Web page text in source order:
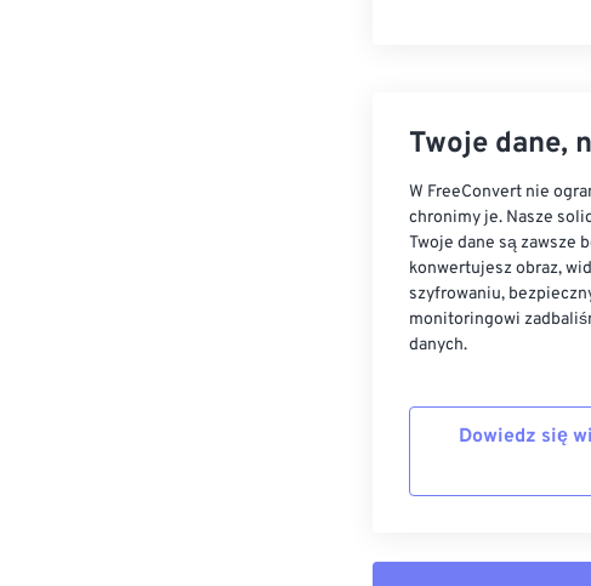
Twoje dane,
W FreeConvert nie
chronimy je. Nasze
Twoje dane są zawsze
konwertujesz obraz,
szyfrowaniu,
monitoringowi
danych.
Dowiedz się